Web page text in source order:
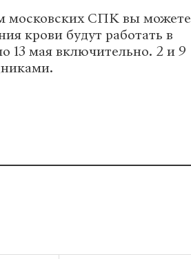
московских СПК вы можете
крови будут работать в
13 мая включительно. 2 и 9